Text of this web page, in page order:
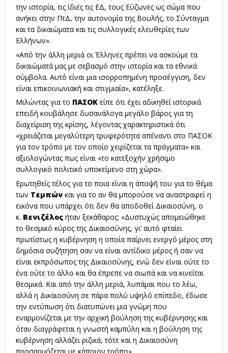
την ιστορία, τις ίδιες τις ΕΔ, τους Εύζωνες ως σώμα που
ανήκει στην ΠτΔ, την αυτονομία της Βουλής, το Σύνταγμα
και τα δικαιώματα και τις συλλογικές ελευθερίες των
Ελλήνων».
«Από την άλλη μεριά οι Έλληνες πρέπει να ασκούμε τα
δικαιώματά μας με σεβασμό στην ιστορία και τα εθνικά
σύμβολα. Αυτό είναι μια ισορροπημένη προσέγγιση, δεν
είναι επικοινωνιακή και στιγμιαία», κατέληξε.
Μιλώντας για τo ΠΑΣΟΚ είπε ότι έχει αδικηθεί ιστορικά
επειδή κουβάλησε δυσανάλογα μεγάλο βάρος για τη
διαχείριση της κρίσης, λέγοντας χαρακτηριστικά ότι
«χρειάζεται μεγαλύτερη τρυφερότητα απέναντι στο ΠΑΣΟΚ
για τον τρόπο με τον οποίο χειρίζεται τα πράγματα» και
αξιολογώντας πως είναι «το κατεξοχήν χρήσιμο
συλλογικό πολιτικό υποκείμενο στη χώρα».
Ερωτηθείς τέλος για το ποια είναι η άποψή του για το θέμα
των Τεμπών και για το αν θα μπορούσε να αναστραφεί η
εικόνα που υπάρχει ότι δεν θα αποδοθεί Δικαιοσύνη, ο
κ. Βενιζέλος ήταν ξεκάθαρος: «Δυστυχώς απομειώθηκε
το θεσμικό κύρος της Δικαιοσύνης, γι’ αυτό φταίει
πρωτίστως η κυβέρνηση η οποία παίρνει ενεργό μέρος στη
δημόσια συζήτηση σαν να είναι αντίδικο μέρος ή σαν να
είναι εκπρόσωπος της Δικαιοσύνης, ενώ δεν είναι ούτε το
ένα ούτε το άλλο και θα έπρεπε να σιωπά και να κινείται
θεσμικά. Και από την άλλη μεριά, λυπάμαι που το λέω,
αλλά η Δικαιοσύνη σε πάρα πολύ υψηλό επίπεδο, έδωσε
την εντύπωση ότι διατυπώνει μια γνώμη που
εναρμονίζεται με την αρχική βούληση της κυβέρνησης και
όταν διαγράφεται η γνωστή καμπύλη και η βούληση της
κυβέρνηση αλλάζει ριζικά, τότε και η Δικαιοσύνη